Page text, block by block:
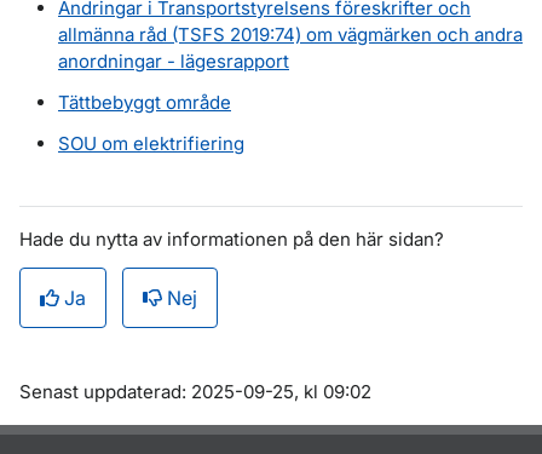
Ändringar i Transportstyrelsens föreskrifter och
allmänna råd (TSFS 2019:74) om vägmärken och andra
anordningar - lägesrapport
Tättbebyggt område
SOU om elektrifiering
Hade du nytta av informationen på den här sidan?
Ja Nej
Om sidan
Senast uppdaterad: 2025-09-25, kl 09:02